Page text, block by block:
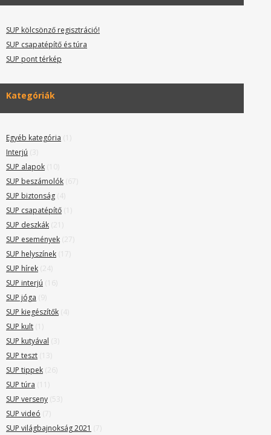
SUP kölcsönző regisztráció!
SUP csapatépítő és túra
SUP pont térkép
Kategóriák
Egyéb kategória (1)
Interjú (3)
SUP alapok (10)
SUP beszámolók (67)
SUP biztonság (4)
SUP csapatépítő (1)
SUP deszkák (21)
SUP események (27)
SUP helyszínek (17)
SUP hírek (24)
SUP interjú (16)
SUP jóga (9)
SUP kiegészítők (4)
SUP kult (1)
SUP kutyával (3)
SUP teszt (13)
SUP tippek (26)
SUP túra (11)
SUP verseny (53)
SUP videó (7)
SUP világbajnokság 2021 (7)